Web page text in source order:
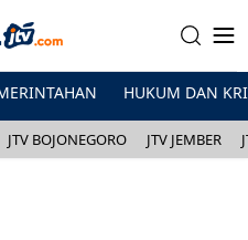
HUKUM DAN
JTV BOJONEGORO JTV JEMBER